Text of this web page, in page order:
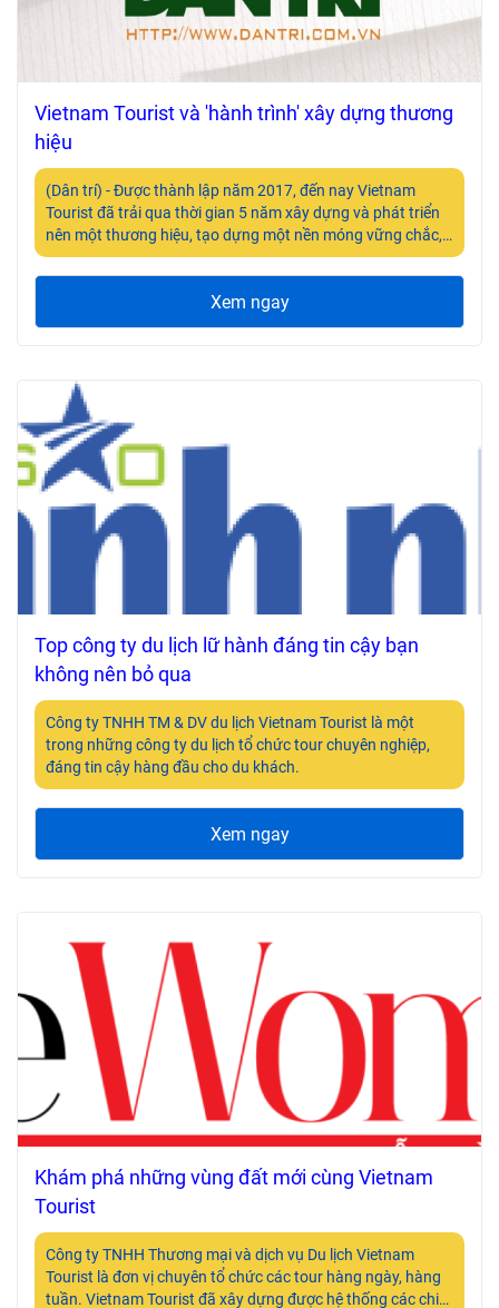
Vietnam Tourist và 'hành trình' xây dựng thương
hiệu
(Dân trí) - Được thành lập năm 2017, đến nay Vietnam
Tourist đã trải qua thời gian 5 năm xây dựng và phát triển
nên một thương hiệu, tạo dựng một nền móng vững chắc,
khẳng định được vị thế của mình trên thị trường du lịch.
Xem ngay
Top công ty du lịch lữ hành đáng tin cậy bạn
không nên bỏ qua
Công ty TNHH TM & DV du lịch Vietnam Tourist là một
trong những công ty du lịch tổ chức tour chuyên nghiệp,
đáng tin cậy hàng đầu cho du khách.
Xem ngay
Khám phá những vùng đất mới cùng Vietnam
Tourist
Công ty TNHH Thương mại và dịch vụ Du lịch Vietnam
Tourist là đơn vị chuyên tổ chức các tour hàng ngày, hàng
tuần. Vietnam Tourist đã xây dựng được hệ thống các chi